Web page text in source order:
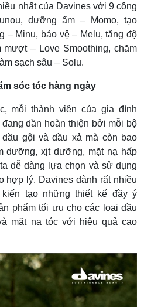
nhất của Davines với 9 công
dưỡng ẩm – Momo, tạo
– Minu, bảo vệ – Melu, tăng độ
– Love Smoothing, chăm
sạch sâu – Solu.
sóc tóc hàng ngày
mỗi thành viên của gia đình
dần hoàn thiện bởi mỗi bộ
gội và dầu xả mà còn bao
dưỡng, xịt dưỡng, mặt nạ hấp
dễ dàng lựa chọn và sử dụng
hợp lý. Davines dành rất nhiều
tạo những thiết kế đầy ý
phẩm tối ưu cho các loại dầu
mặt nạ tóc với hiệu quả cao